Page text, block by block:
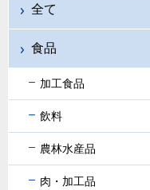
全て
食品
加工食品
飲料
農林水産品
肉・加工品